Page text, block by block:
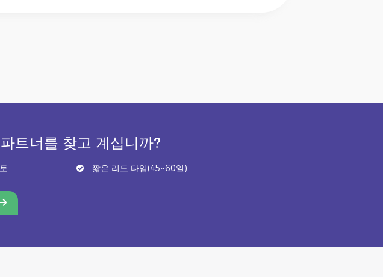
트너를 찾고 계십니까?
짧은 리드 타임(45~60일)